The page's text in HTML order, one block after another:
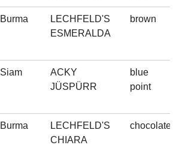
Burma
LECHFELD'S
ESMERALDA
brown
Siam
ACKY
JÜSPÜRR
blue
point
Burma
LECHFELD'S
CHIARA
chocolate